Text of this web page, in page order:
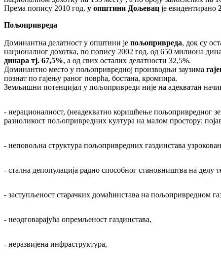
Према попису 2010 год. у општини Дољевац је евидентирано
Пољопривреда
Доминантна делатност у општини је пољопривреда, док су
националног дохотка, по попису 2002 год. од 650 милиона
динара тј. 67,5%, а од свих осталих делатности 32,5%.
Доминантно место у пољопривредној производњи заузима
познат по гајењу раног поврћа, бостана, кромпира.
Земљишни потенцијал у пољопривреди није на адекватан
- нерационалност, (неадекватно коришћење пољопривредног
разноликост пољопривредних култура на малом простору;
- неповољна структура пољопривредних газдинстава
- стална депопулација радно способног становништва на делу
- заступљеност старачких домаћинстава на пољопривредном
- неодговарајућа опремљеност газдинстава,
- неразвијена инфраструктура,